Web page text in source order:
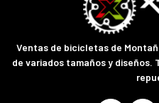
Ventas de bicicletas de
de variados tamaños y diseños.